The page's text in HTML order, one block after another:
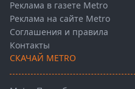
Реклама в газете Metro
Реклама на сайте Metro
Соглашения и правила
Контакты
СКАЧАЙ METRO